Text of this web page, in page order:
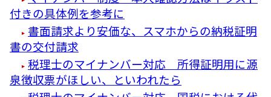
付きの具体例を参考に
書面請求より安価な、スマホからの納税証明
書の交付請求
税理士のマイナンバー対応 所得証明用に源
泉徴収票がほしい、といわれたら